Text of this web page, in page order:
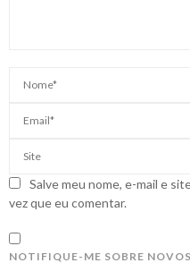
Salve meu nome, e-mail e
vez que eu comentar.
NOTIFIQUE-ME SOBRE